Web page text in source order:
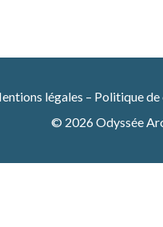
légales – Politique
© 2026 Odyssée